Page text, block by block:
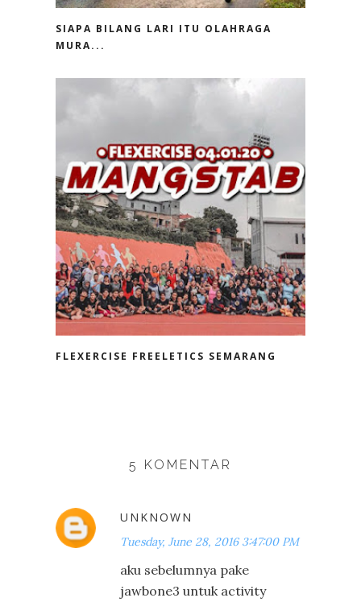
SIAPA BILANG LARI ITU OLAHRAGA
MURA...
FLEXERCISE FREELETICS SEMARANG
5 KOMENTAR
UNKNOWN
Tuesday, June 28, 2016 3:47:00 PM
aku sebelumnya pake
jawbone3 untuk activity